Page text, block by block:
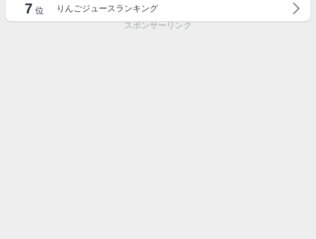
7 位
りんごジュースランキング
スポンサーリンク